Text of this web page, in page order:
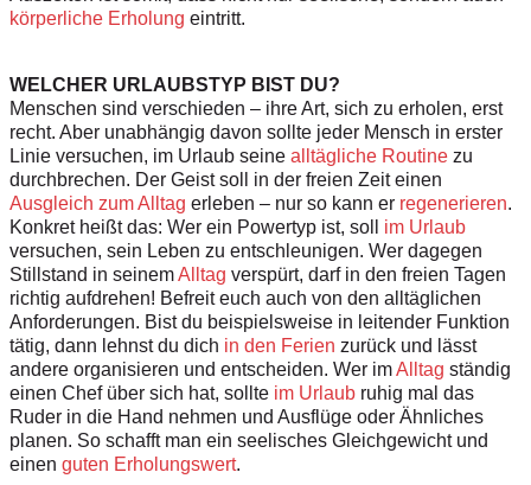
körperliche Erholung eintritt.
WELCHER URLAUBSTYP BIST DU?
Menschen sind verschieden – ihre Art, sich zu erholen, erst
recht. Aber unabhängig davon sollte jeder Mensch in erster
Linie versuchen, im Urlaub seine alltägliche Routine zu
durchbrechen. Der Geist soll in der freien Zeit einen
Ausgleich zum Alltag erleben – nur so kann er regenerieren.
Konkret heißt das: Wer ein Powertyp ist, soll im Urlaub
versuchen, sein Leben zu entschleunigen. Wer dagegen
Stillstand in seinemAlltag verspürt, darf in den freien Tagen
richtig aufdrehen! Befreit euch auch von den alltäglichen
Anforderungen. Bist du beispielsweise in leitender Funktion
tätig, dann lehnst du dich in den Ferien zurück und lässt
andere organisieren und entscheiden. Wer imAlltag ständig
einen Chef über sich hat, sollte im Urlaub ruhig mal das
Ruder in die Hand nehmen und Ausflüge oder Ähnliches
planen. So schafft man ein seelisches Gleichgewicht und
einen guten Erholungswert.